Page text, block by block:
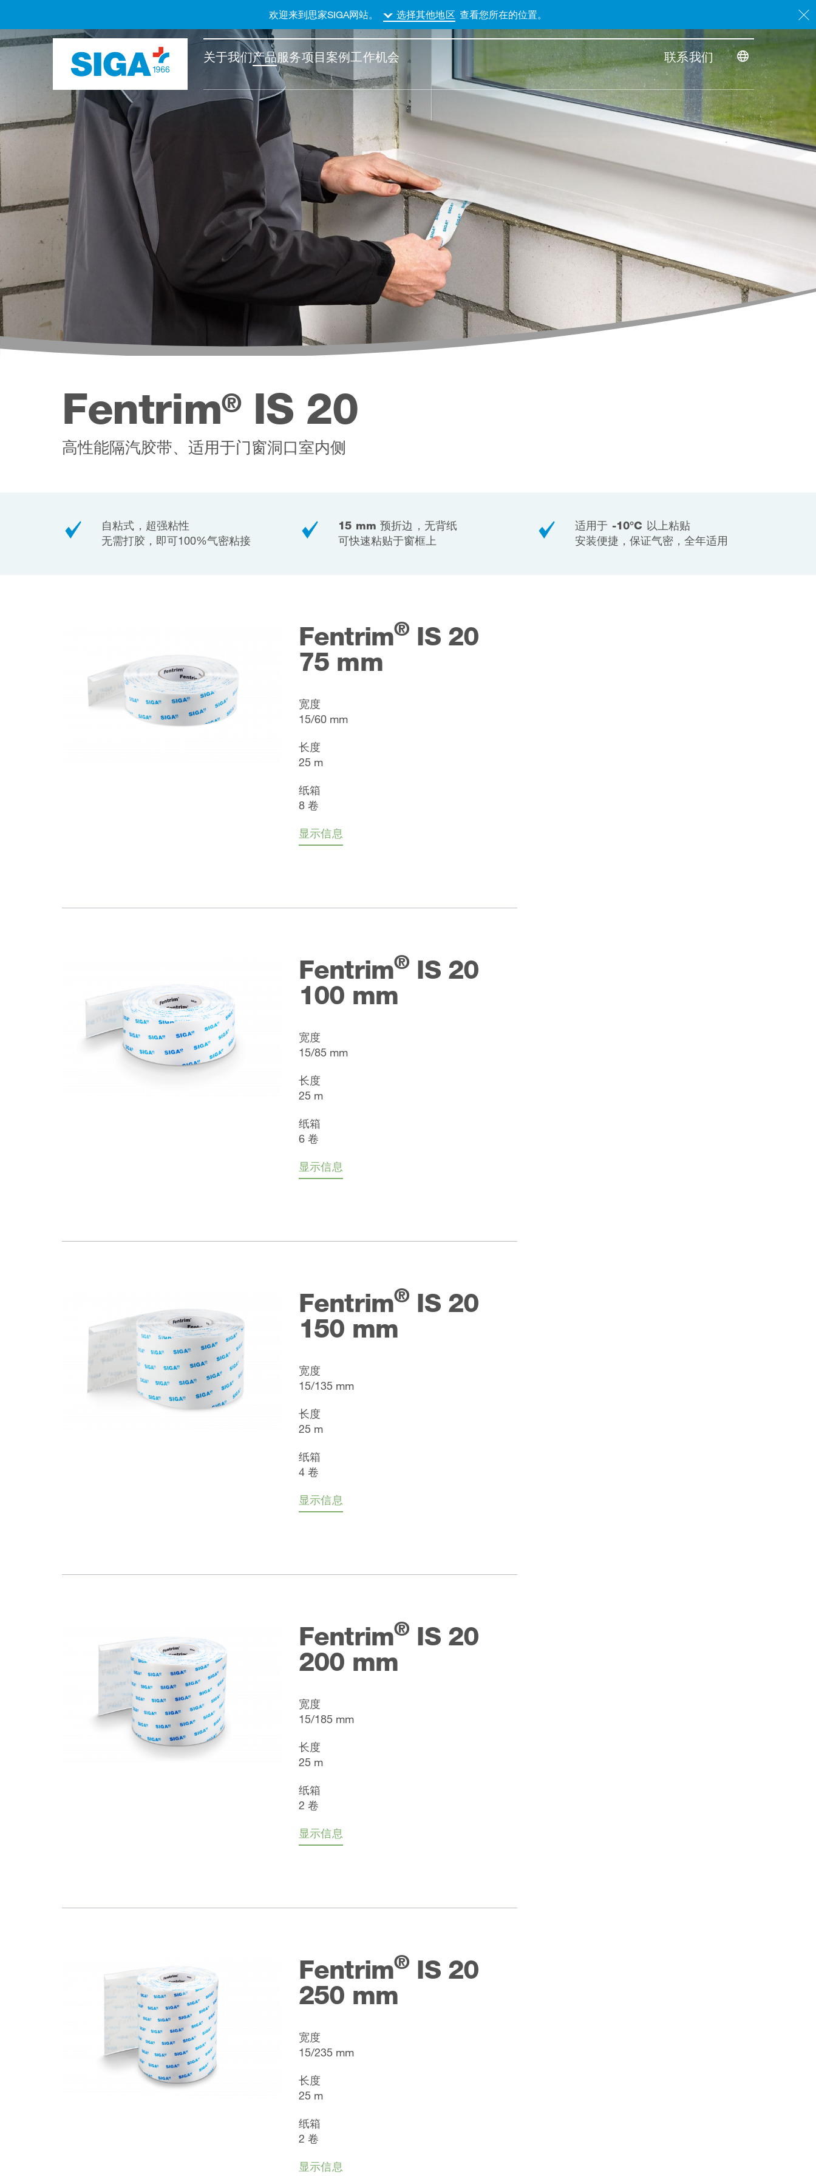
关于我们产品服务项目案例工作机会 联系我们
Toggle
Fentrim®IS 20
高性能隔汽胶带、适用于门窗洞口室内侧
自粘式，超强粘性
无需打胶，即可100%气密粘接
15 mm 预折边，无背纸
可快速粘贴于窗框上
适用于 -10°C 以上粘贴
安装便捷，保证气密，全年适用
Fentrim® IS 20
75 mm
宽度
15/60 mm
长度
25 m
纸箱
8 卷
显示信息
Fentrim® IS 20
100 mm
宽度
15/85 mm
长度
25 m
纸箱
6 卷
显示信息
Fentrim® IS 20
150 mm
宽度
15/135 mm
长度
25 m
纸箱
4 卷
显示信息
Fentrim® IS 20
200 mm
宽度
15/185 mm
长度
25 m
纸箱
2 卷
显示信息
Fentrim® IS 20
250 mm
宽度
15/235 mm
长度
25 m
纸箱
2 卷
显示信息
欢迎来到思家SIGA网站。 选择其他地区 查看您所在的位置。